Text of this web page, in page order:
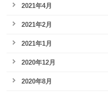
2021年4月
2021年2月
2021年1月
2020年12月
2020年8月